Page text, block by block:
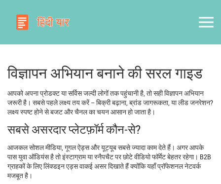
विज्ञापन अभियान बनाने की सरल गाइड
आपको अपना प्रोडक्ट या सर्विस जल्दी लोगों तक पहुंचानी है, तो सही विज्ञापन अभियान
जरूरी है। सबसे पहले लक्ष्य तय करें – बिक्री बढ़ाना, ब्रांड जागरूकता, या लीड जनरेशन?
लक्ष्य स्पष्ट होने से बजट और चैनल का चयन आसान हो जाता है।
सबसे असरदार प्लेटफ़ॉर्म कौन‑से?
आजकल सोशल मीडिया, गूगल ऐड्स और यूट्यूब सबसे ज्यादा काम देते हैं। अगर आपके
पास युवा ऑडियंस है तो इंस्टाग्राम या स्नैपचैट पर छोटे वीडियो फॉर्मेट बेहतर रहेगा। B2B
ग्राहकों के लिए लिंक्डइन एड्स वाकई असर दिखाते हैं क्योंकि यहाँ प्रॉफेशनल नेटवर्क
मजबूत है।